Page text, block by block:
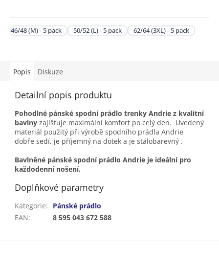
46/48 (M) - 5 pack 50/52 (L) - 5 pack 62/64 (3XL) - 5 pack
Popis Diskuze
Detailní popis produktu
Pohodlné pánské spodní prádlo trenky Andrie z kvalitní
bavlny zajištuje maximální komfort po celý den. Uvedený
materiál použitý při výrobě spodního prádla Andrie
dobře sedí, je příjemný na dotek a je stálobarevný .
Bavlněné pánské spodní prádlo Andrie je ideální pro
každodenní nošení.
Doplňkové parametry
Kategorie:
Pánské prádlo
EAN: 8 595 043 672 588
Z